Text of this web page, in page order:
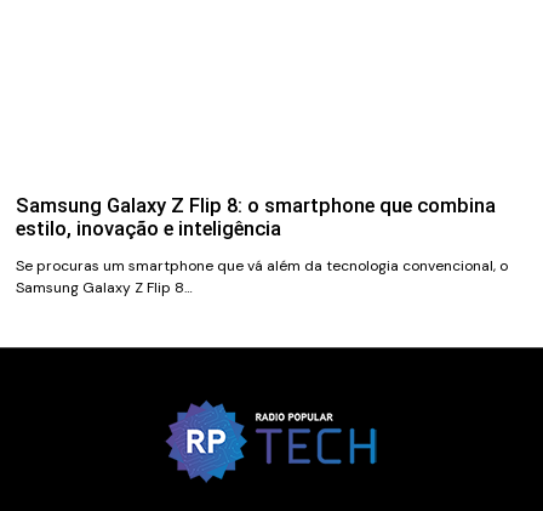
Samsung Galaxy Z Flip 8: o smartphone que combina
estilo, inovação e inteligência
Se procuras um smartphone que vá além da tecnologia convencional, o
Samsung Galaxy Z Flip 8…